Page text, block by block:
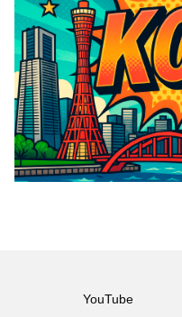
YouTube